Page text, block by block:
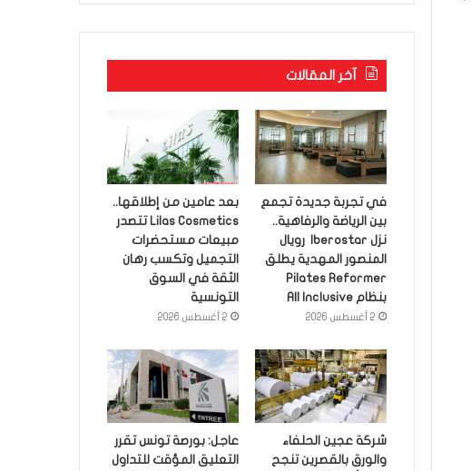
آخر المقالات
في تجربة جديدة تجمع
بين الرياضة والرفاهية..
نزل Iberostar رويال
المنصور المهدية يطلق
Pilates Reformer
بنظام All Inclusive
2 أغسطس 2026
بعد عامين من إطلاقها..
Lilas Cosmetics تتصدر
مبيعات مستحضرات
التجميل وتكسب رهان
الثقة في السوق
التونسية
2 أغسطس 2026
شركة عجين الحلفاء
والورق بالقصرين تنجح
عاجل: بورصة تونس تقرر
التعليق المؤقت للتداول